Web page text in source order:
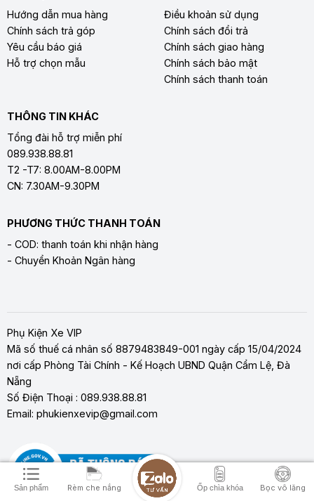
Hướng dẫn mua hàng
Chính sách trả góp
Yêu cầu báo giá
Hỗ trợ chọn mẫu
Điều khoản sử dụng
Chính sách đổi trả
Chính sách giao hàng
Chính sách bảo mật
Chính sách thanh toán
THÔNG TIN KHÁC
Tổng đài hỗ trợ miễn phí
089.938.88.81
T2 -T7: 8.00AM-8.00PM
CN: 7.30AM-9.30PM
PHƯƠNG THỨC THANH TOÁN
- COD: thanh toán khi nhận hàng
- Chuyển Khoản Ngân hàng
Phụ Kiện Xe VIP
Mã số thuế cá nhân số 8879483849-001 ngày cấp 15/04/2024
nơi cấp Phòng Tài Chính - Kế Hoạch UBND Quận Cẩm Lệ, Đà
Nẵng
Số Điện Thoại : 089.938.88.81
Email: phukienxevip@gmail.com
Sản phẩm Rèm che nắng Ốp chìa khóa Bọc vô lăng